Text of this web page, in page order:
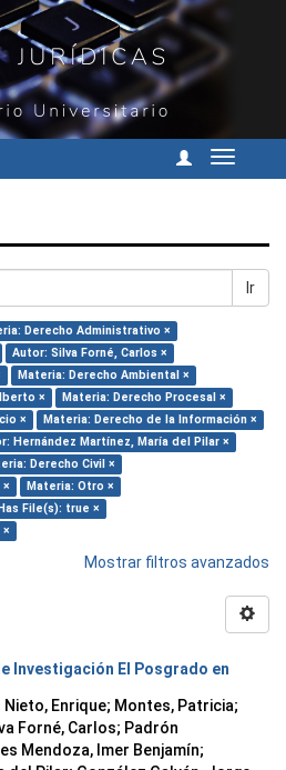
Cambiar
Ir
Derecho Administrativo ×
Autor: Silva Forné, Carlos ×
Materia: Derecho Ambiental ×
×
Materia: Derecho Procesal ×
×
Materia: Derecho de la Información ×
Hernández Martínez, María del Pilar ×
Derecho Civil ×
Materia: Otro ×
File(s): true ×
Mostrar filtros avanzados
Investigación El Posgrado en
Nieto, Enrique; Montes, Patricia;
Forné, Carlos; Padrón
Mendoza, Imer Benjamín;